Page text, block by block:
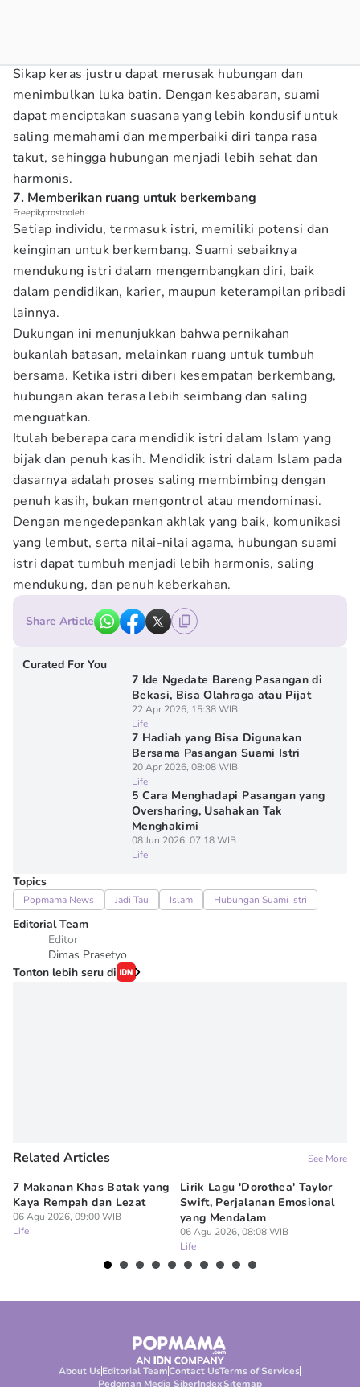
Sikap keras justru dapat merusak hubungan dan
menimbulkan luka batin. Dengan kesabaran, suami
dapat menciptakan suasana yang lebih kondusif untuk
saling memahami dan memperbaiki diri tanpa rasa
takut, sehingga hubungan menjadi lebih sehat dan
harmonis.
7. Memberikan ruang untuk berkembang
Freepik/prostooleh
Setiap individu, termasuk istri, memiliki potensi dan
keinginan untuk berkembang. Suami sebaiknya
mendukung istri dalam mengembangkan diri, baik
dalam pendidikan, karier, maupun keterampilan pribadi
lainnya.
Dukungan ini menunjukkan bahwa pernikahan
bukanlah batasan, melainkan ruang untuk tumbuh
bersama. Ketika istri diberi kesempatan berkembang,
hubungan akan terasa lebih seimbang dan saling
menguatkan.
Itulah beberapa cara mendidik istri dalam Islam yang
bijak dan penuh kasih. Mendidik istri dalam Islam pada
dasarnya adalah proses saling membimbing dengan
penuh kasih, bukan mengontrol atau mendominasi.
Dengan mengedepankan akhlak yang baik, komunikasi
yang lembut, serta nilai-nilai agama, hubungan suami
istri dapat tumbuh menjadi lebih harmonis, saling
mendukung, dan penuh keberkahan.
Share Article
Curated For You
7 Ide Ngedate Bareng Pasangan di
Bekasi, Bisa Olahraga atau Pijat
22 Apr 2026, 15:38 WIB
Life
7 Hadiah yang Bisa Digunakan
Bersama Pasangan Suami Istri
20 Apr 2026, 08:08 WIB
Life
5 Cara Menghadapi Pasangan yang
Oversharing, Usahakan Tak
Menghakimi
08 Jun 2026, 07:18 WIB
Life
Topics
Popmama News Jadi Tau Islam Hubungan Suami Istri
Editorial Team
Editor
Dimas Prasetyo
Tonton lebih seru di
Related Articles See More
7 Makanan Khas Batak yang
Kaya Rempah dan Lezat
06 Agu 2026, 09:00 WIB
Life
Lirik Lagu 'Dorothea' Taylor
Swift, Perjalanan Emosional
yang Mendalam
06 Agu 2026, 08:08 WIB
Life
About UsEditorial TeamContact UsTerms of Services
Pedoman Media SiberIndexSitemap